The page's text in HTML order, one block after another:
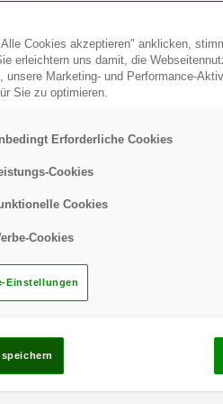
genau, wodurch
ernährt Ihr Baby, während es
Aber diese Hormone
ist. Zu
die Schwangerschaft benötigte
im Blut.
höheres Risiko, einen
Schwangerschaft
Cookies akzeptieren" anklicken,
erleichtern uns damit, die
unsere Marketing- und Performance-
Sie zu optimieren.
Erforderliche Cookies
Cookies
Cookies
Cookies
Einstellungen